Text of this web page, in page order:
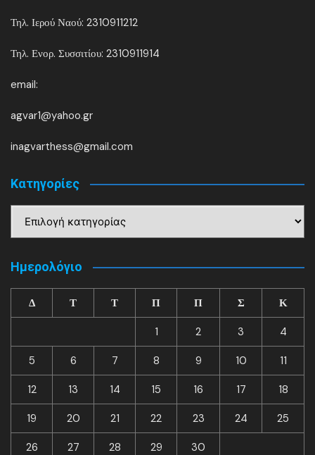
Τηλ. Ιερού Ναού: 2310911212
Τηλ. Ενορ. Συσσιτίου: 2310911914
email:
agvar1@yahoo.gr
inagvarthess@gmail.com
Kατηγορίες
Ημερολόγιο
Δ Τ Τ Π Π Σ Κ
1 2 3 4
5 6 7 8 9 10 11
12 13 14 15 16 17 18
19 20 21 22 23 24 25
26 27 28 29 30